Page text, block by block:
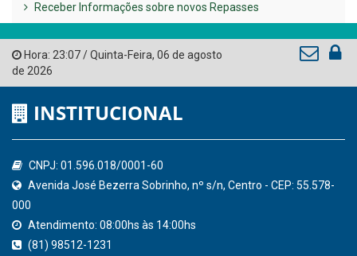
Receber Informações sobre novos Repasses
Hora: 23:07/Quinta-Feira, 06 de agosto
de 2026
INSTITUCIONAL
CNPJ: 01.596.018/0001-60
Avenida José Bezerra Sobrinho, nº s/n, Centro - CEP: 55.578-
000
Atendimento: 08:00hs às 14:00hs
(81) 98512-1231